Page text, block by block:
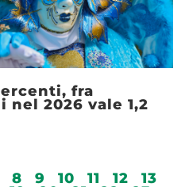
fra
2026 vale 1,2
8 9 10 11 12
13